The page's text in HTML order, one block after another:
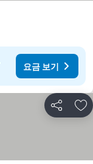
요금 보기
공유 즐